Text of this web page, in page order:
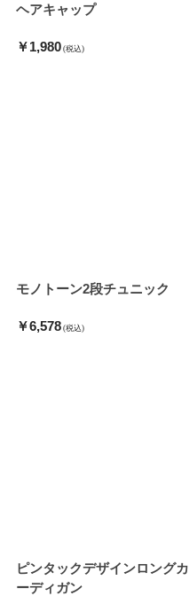
ヘアキャップ
￥1,980 (税込)
モノトーン2段チュニック
￥6,578 (税込)
ピンタックデザインロングカ
ーディガン